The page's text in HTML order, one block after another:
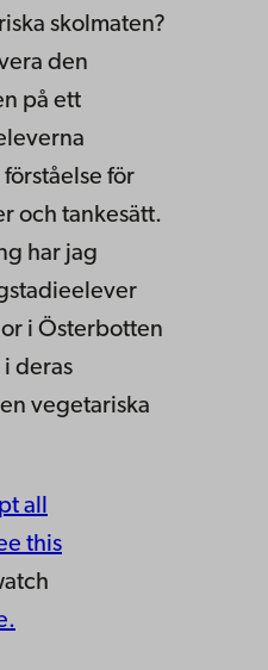
skolmaten?
den
på ett
för
och tankesätt.
har jag
i Österbotten
i deras
vegetariska
all
this